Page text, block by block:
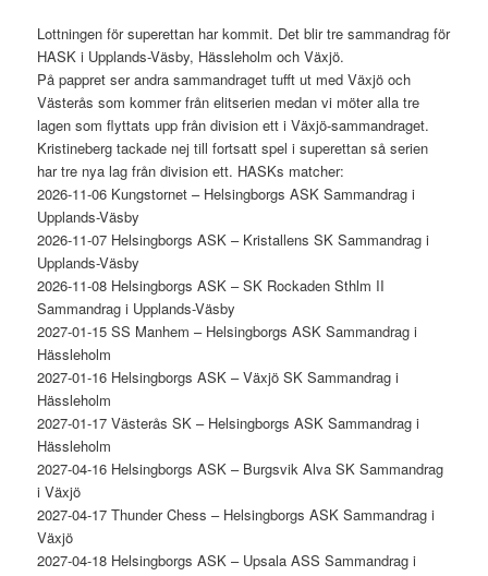
Lottningen för superettan har kommit. Det blir tre sammandrag för
HASK i Upplands-Väsby, Hässleholm och Växjö.
På pappret ser andra sammandraget tufft ut med Växjö och
Västerås som kommer från elitserien medan vi möter alla tre
lagen som flyttats upp från division ett i Växjö-sammandraget.
Kristineberg tackade nej till fortsatt spel i superettan så serien
har tre nya lag från division ett. HASKs matcher:
2026-11-06 Kungstornet – Helsingborgs ASK Sammandrag i
Upplands-Väsby
2026-11-07 Helsingborgs ASK – Kristallens SK Sammandrag i
Upplands-Väsby
2026-11-08 Helsingborgs ASK – SK Rockaden Sthlm II
Sammandrag i Upplands-Väsby
2027-01-15 SS Manhem – Helsingborgs ASK Sammandrag i
Hässleholm
2027-01-16 Helsingborgs ASK – Växjö SK Sammandrag i
Hässleholm
2027-01-17 Västerås SK – Helsingborgs ASK Sammandrag i
Hässleholm
2027-04-16 Helsingborgs ASK – Burgsvik Alva SK Sammandrag
i Växjö
2027-04-17 Thunder Chess – Helsingborgs ASK Sammandrag i
Växjö
2027-04-18 Helsingborgs ASK – Upsala ASS Sammandrag i